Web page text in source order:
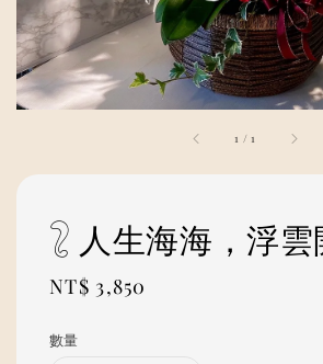
1 /1
𓃇 人生海海，浮雲
Regular
NT$ 3,850
數量